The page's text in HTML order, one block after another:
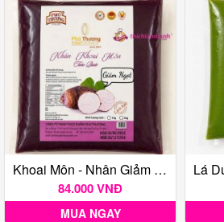
Khoai Môn - Nhân Giảm Ngọt Phú Thương 1Kg
84.000 VNĐ
MUA NGAY